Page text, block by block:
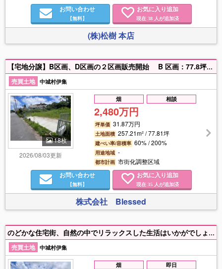
お問い合わせ
【無料】
お気に入り追加
現在 38人が追加済
(株)松樹 本店
【宅地分譲】B区画、D区画の２区画販売開始 B 区画：77.8坪 【2,500万円】 D区画：77.65坪 【2,480万円】 敷地へ通じる道幅は5m（B,D各2.5m）（緑の箇所に、塀は設けません）①緩和区域に付き要農地転用必要②造成済み③確定測量済み④上下水道引き込み工事済み
売買土地 中城村伊集
18枚
2026/08/03更新
畑 相談
2,480万円
坪単価 31.87万円
土地面積 257.21m² / 77.81坪
建ぺい率/容積率 60% / 200%
用途地域 -
都市計画 市街化調整区域
お問い合わせ
【無料】
お気に入り追加
現在 35人が追加済
株式会社 Blessed
のどかな住宅街、自然の中でリラックスした生活はいかがでしょうか(^^)/ 分譲B区画販売開始しました★ 即建築可能！ 近くにハートライフ病院、商業施設有！建築条件無し★（他D区画：77.65坪有）
売買土地 中城村伊集
畑 即日